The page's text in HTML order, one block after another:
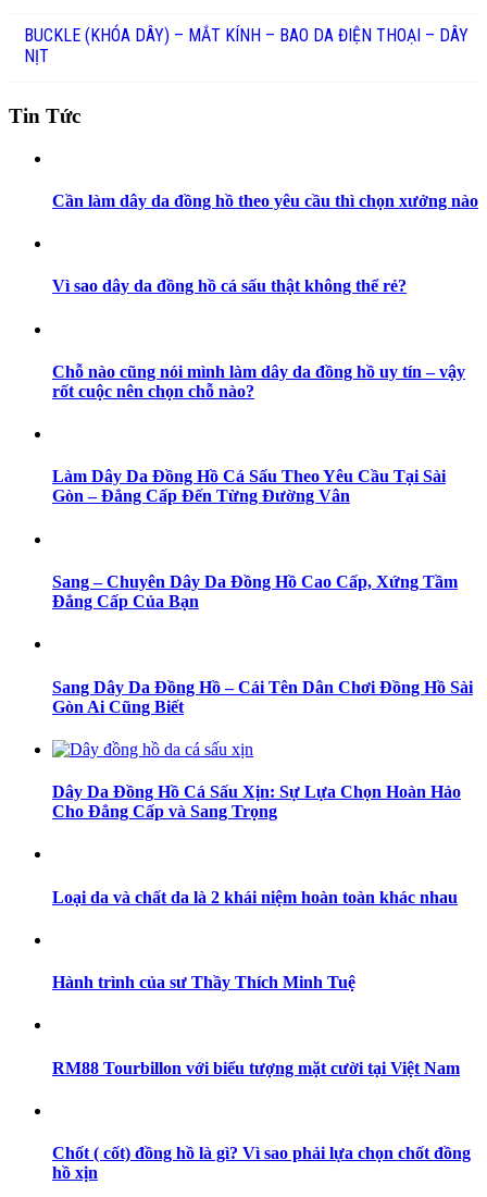
BUCKLE (KHÓA DÂY) – MẮT KÍNH – BAO DA ĐIỆN THOẠI – DÂY
NỊT
Tin Tức
Cần làm dây da đồng hồ theo yêu cầu thì chọn xưởng nào
Vì sao dây da đồng hồ cá sấu thật không thể rẻ?
Chỗ nào cũng nói mình làm dây da đồng hồ uy tín – vậy
rốt cuộc nên chọn chỗ nào?
Làm Dây Da Đồng Hồ Cá Sấu Theo Yêu Cầu Tại Sài
Gòn – Đẳng Cấp Đến Từng Đường Vân
Sang – Chuyên Dây Da Đồng Hồ Cao Cấp, Xứng Tầm
Đẳng Cấp Của Bạn
Sang Dây Da Đồng Hồ – Cái Tên Dân Chơi Đồng Hồ Sài
Gòn Ai Cũng Biết
Dây Da Đồng Hồ Cá Sấu Xịn: Sự Lựa Chọn Hoàn Hảo
Cho Đẳng Cấp và Sang Trọng
Loại da và chất da là 2 khái niệm hoàn toàn khác nhau
Hành trình của sư Thầy Thích Minh Tuệ
RM88 Tourbillon với biểu tượng mặt cười tại Việt Nam
Chốt ( cốt) đồng hồ là gì? Vì sao phải lựa chọn chốt đồng
hồ xịn